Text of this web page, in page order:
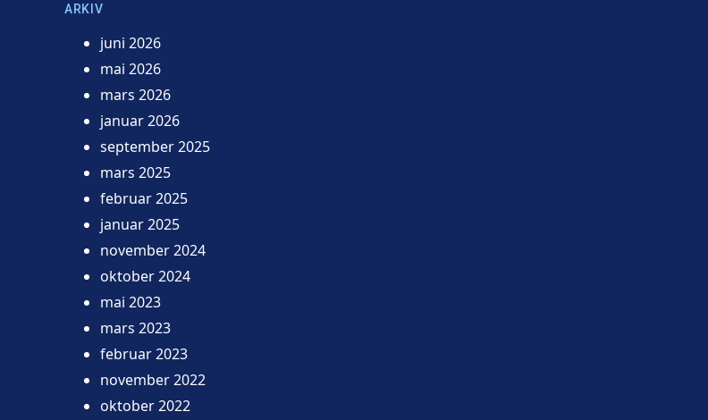
ARKIV
juni 2026
mai 2026
mars 2026
januar 2026
september 2025
mars 2025
februar 2025
januar 2025
november 2024
oktober 2024
mai 2023
mars 2023
februar 2023
november 2022
oktober 2022